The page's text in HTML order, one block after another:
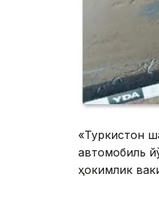
«Туркистон
автомобиль
ҳокимлик